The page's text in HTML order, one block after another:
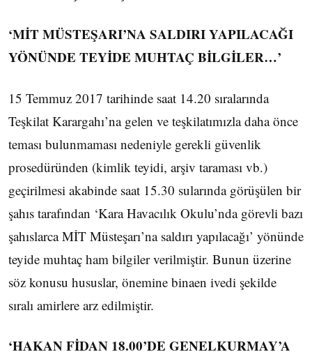
‘MİT MÜSTEŞARI’NA SALDIRI YAPILACAĞI
YÖNÜNDE TEYİDE MUHTAÇ BİLGİLER…’
15 Temmuz 2017 tarihinde saat 14.20 sıralarında
Teşkilat Karargahı’na gelen ve teşkilatımızla daha önce
teması bulunmaması nedeniyle gerekli güvenlik
prosedüründen (kimlik teyidi, arşiv taraması vb.)
geçirilmesi akabinde saat 15.30 sularında görüşülen bir
şahıs tarafından ‘Kara Havacılık Okulu’nda görevli bazı
şahıslarca MİT Müsteşarı’na saldırı yapılacağı’ yönünde
teyide muhtaç ham bilgiler verilmiştir. Bunun üzerine
söz konusu hususlar, önemine binaen ivedi şekilde
sıralı amirlere arz edilmiştir.
‘HAKAN FİDAN 18.00’DE GENELKURMAY’A